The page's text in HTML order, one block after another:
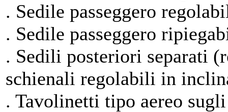
. Sedile passeggero
. Sedile passeggero
. Sedili posteriori separati
schienali regolabili in
. Tavolinetti tipo aereo